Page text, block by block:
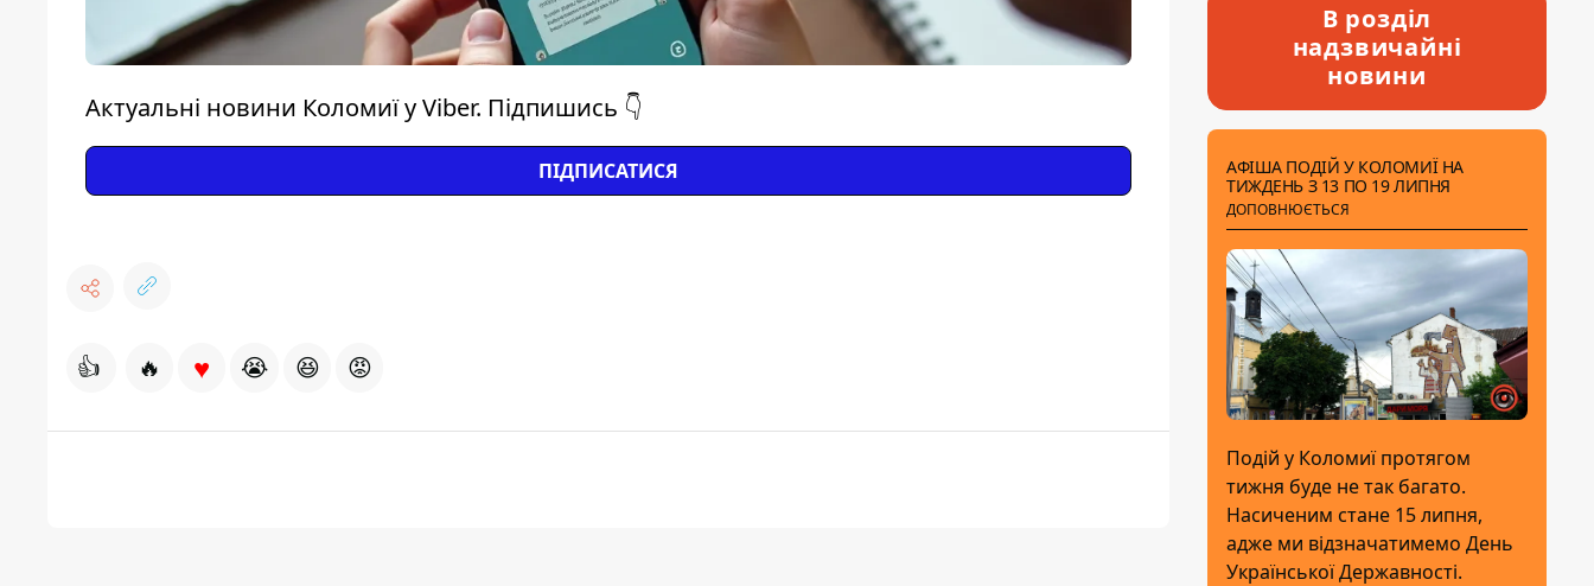
Актуальні новини Коломиї у Viber. Підпишись 👇
ПІДПИСАТИСЯ
👍 🔥 ♥ 😭 😆 😡
В розділ
надзвичайні
новини
АФІША ПОДІЙ У КОЛОМИЇ НА
ТИЖДЕНЬ З 13 ПО 19 ЛИПНЯ
ДОПОВНЮЄТЬСЯ
Подій у Коломиї протягом
тижня буде не так багато.
Насиченим стане 15 липня,
адже ми відзначатимемо День
Української Державності.